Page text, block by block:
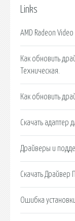
Links
AMD Radeon
Как обновить
Техническая.
Как обновить
Скачать адаптер
Драйверы и
Скачать Драйвер
Ошибка